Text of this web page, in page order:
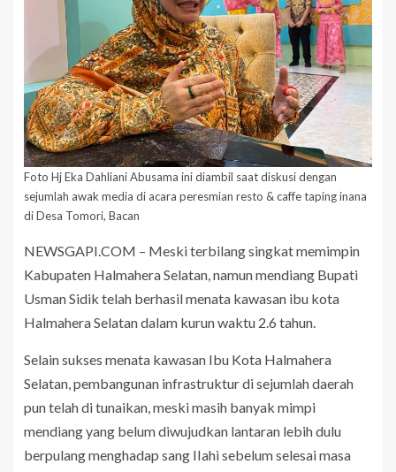
Foto Hj Eka Dahliani Abusama ini diambil saat diskusi dengan
sejumlah awak media di acara peresmian resto & caffe taping inana
di Desa Tomori, Bacan
NEWSGAPI.COM – Meski terbilang singkat memimpin
Kabupaten Halmahera Selatan, namun mendiang Bupati
Usman Sidik telah berhasil menata kawasan ibu kota
Halmahera Selatan dalam kurun waktu 2.6 tahun.
Selain sukses menata kawasan Ibu Kota Halmahera
Selatan, pembangunan infrastruktur di sejumlah daerah
pun telah di tunaikan, meski masih banyak mimpi
mendiang yang belum diwujudkan lantaran lebih dulu
berpulang menghadap sang IIahi sebelum selesai masa